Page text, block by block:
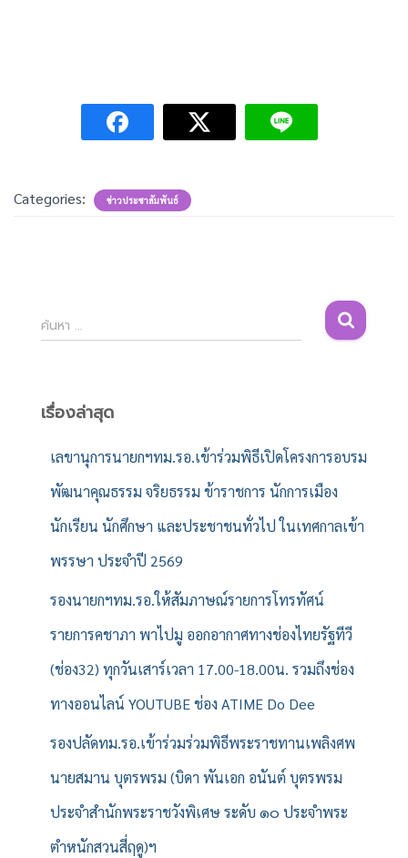
Categories: ข่าวประชาสัมพันธ์
ค้
น
สำ
ค้นหา …
เรื่องล่าสุด
เลขานุการนายกฯทม.รอ.เข้าร่วมพิธีเปิดโครงการอบรม
พัฒนาคุณธรรม จริยธรรม ข้าราชการ นักการเมือง
นักเรียน นักศึกษา และประชาชนทั่วไป ในเทศกาลเข้า
พรรษา ประจำปี 2569
รองนายกฯทม.รอ.ให้สัมภาษณ์รายการโทรทัศน์
รายการคชาภา พาไปมู ออกอากาศทางช่องไทยรัฐทีวี
(ช่อง32) ทุกวันเสาร์เวลา 17.00-18.00น. รวมถึงช่อง
ทางออนไลน์ YOUTUBE ช่อง ATIME Do Dee
รองปลัดทม.รอ.เข้าร่วมร่วมพิธีพระราชทานเพลิงศพ
นายสมาน บุตรพรม (บิดา พันเอก อนันต์ บุตรพรม
ประจำสำนักพระราชวังพิเศษ ระดับ ๑๐ ประจำพระ
ตำหนักสวนสี่ฤดู)ฯ